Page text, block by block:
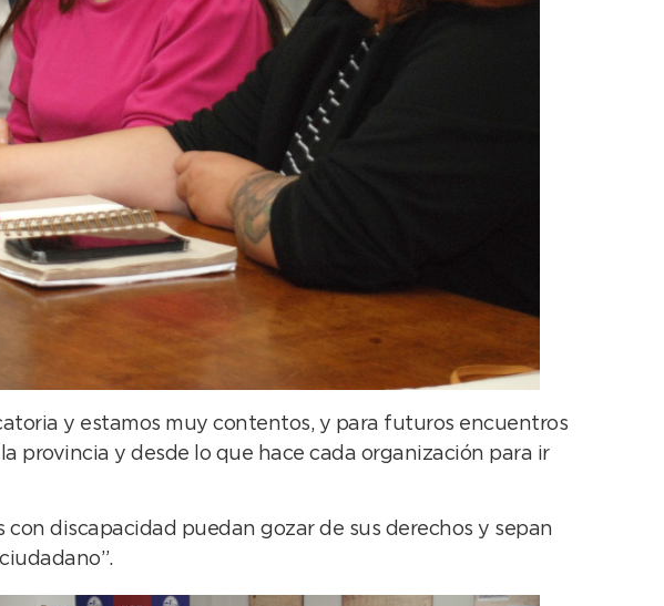
y estamos muy contentos, y para futuros encuentros
provincia y desde lo que hace cada organización para ir
discapacidad puedan gozar de sus derechos y sepan